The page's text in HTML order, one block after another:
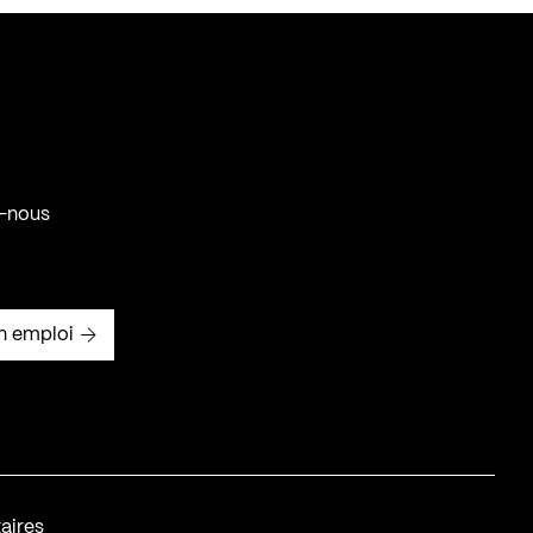
nous
emploi